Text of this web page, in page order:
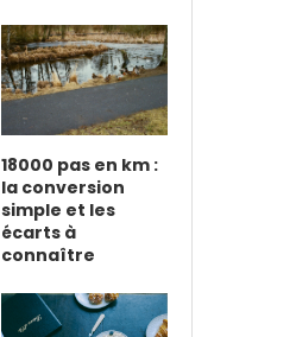
18000 pas en km :
la conversion
simple et les
écarts à
connaître